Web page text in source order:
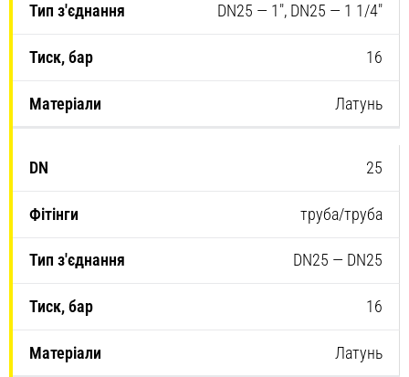
DN25 — 1″, DN25 — 1 1/4″
16
Латунь
25
труба/труба
DN25 — DN25
16
Латунь